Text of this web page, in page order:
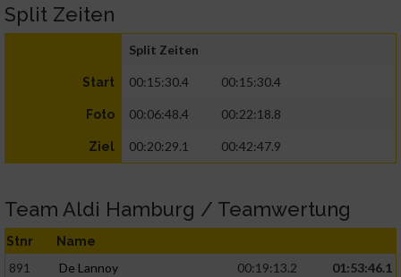
Split Zeiten
Split Zeiten
Start 00:15:30.4 00:15:30.4
Foto 00:06:48.4 00:22:18.8
Ziel 00:20:29.1 00:42:47.9
Team Aldi Hamburg / Teamwertung
Stnr Name
891 De Lannoy 00:19:13.2
01:53:46.1